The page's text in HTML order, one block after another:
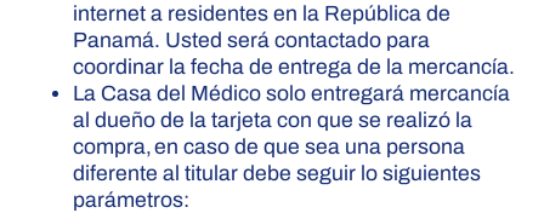
internet a residentes en la República de
Panamá. Usted será contactado para
coordinar la fecha de entrega de la mercancía.
La Casa del Médico solo entregará mercancía
al dueño de la tarjeta con que se realizó la
compra, en caso de que sea una persona
diferente al titular debe seguir lo siguientes
parámetros: